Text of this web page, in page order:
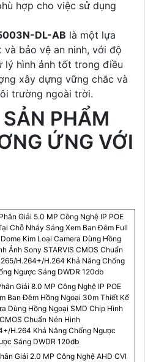
hợp cho việc sử dụng
DL-AB là một lựa
bảo vệ an ninh, với độ
lý hình ảnh tốt trong điều
xây dựng vững chắc và
trường ngoài trời.
PHẨM
ỨNG VỚI
Giải 5.0 MP Công Nghệ IP POE
Chỗ Nháy Sáng Xem Ban Đêm Full
Kim Loại Camera Dùng Hồng
Ảnh Sony STARVIS CMOS Chuẩn
H.264+/H.264 Khả Năng Chống
Ngược Sáng DWDR 120db
Giải 8.0 MP Công Nghệ IP POE
Ban Đêm Hồng Ngoại 30m Thiết Kế
Dùng Hồng Ngoại SMD Chip Hình
Chuẩn Nén Hình
H.264 Khả Năng Chống Ngược
Sáng DWDR 120db
Giải 2.0 MP Công Nghệ AHD CVI